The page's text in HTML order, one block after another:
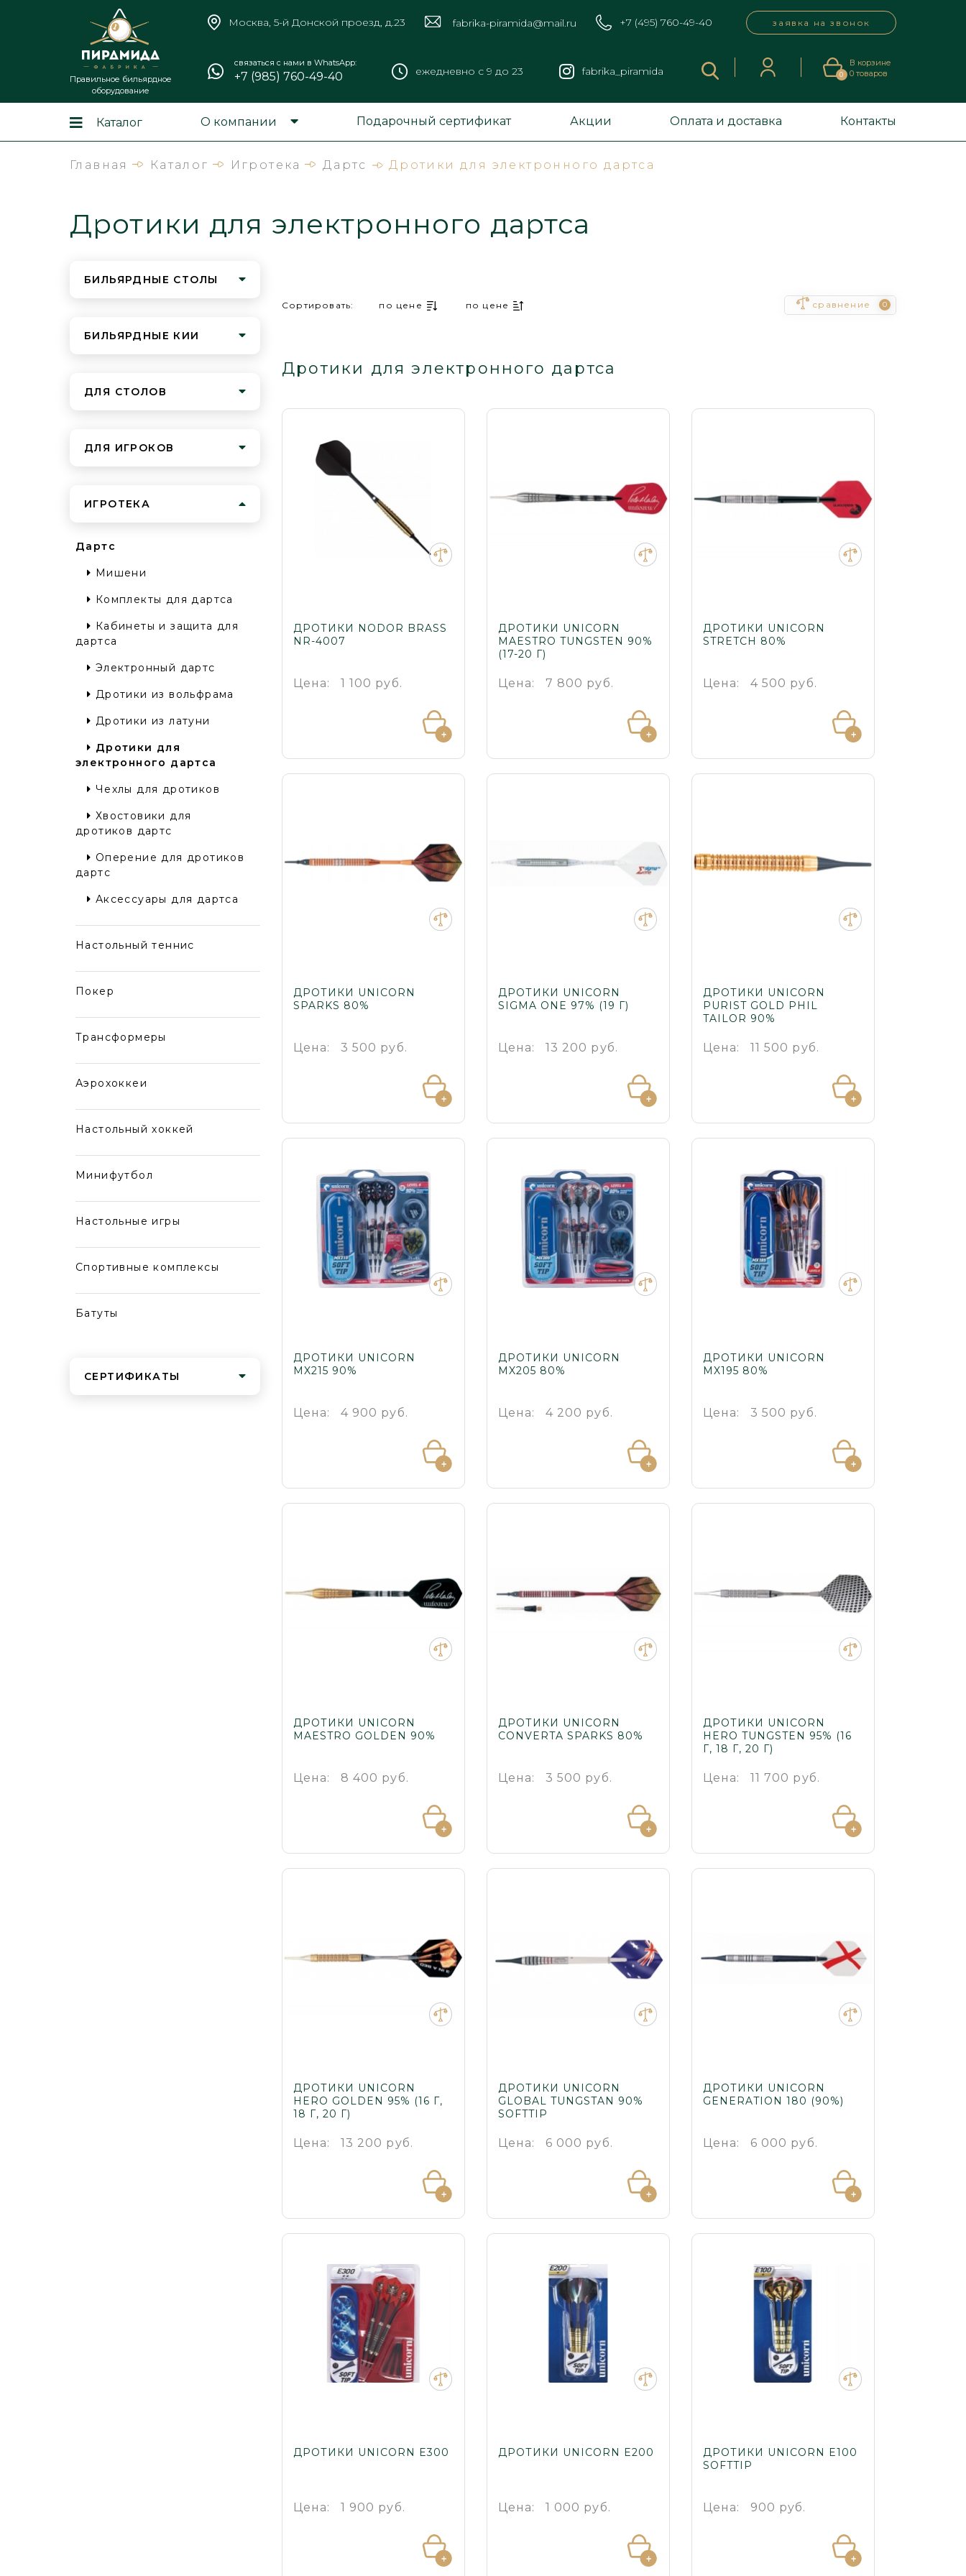
Правильное бильярдное
оборудование
Москва, 5-й Донской проезд, д.23 fabrika-piramida@mail.ru +7 (495) 760-49-40 заявка на звонок
связаться с нами в WhatsApp:
+7 (985) 760-49-40 ежедневно с 9 до 23 fabrika_piramida 0
В корзине
0товаров
Каталог О компании Подарочный сертификат Акции Оплата и доставка Контакты
Главная Каталог Игротека Дартс Дротики для электронного дартса
Дротики для электронного дартса
БИЛЬЯРДНЫЕ СТОЛЫ
БИЛЬЯРДНЫЕ КИИ
ДЛЯ СТОЛОВ
ДЛЯ ИГРОКОВ
ИГРОТЕКА
Дартс
Мишени
Комплекты для дартса
Кабинеты и защита для
дартса
Электронный дартс
Дротики из вольфрама
Дротики из латуни
Дротики для
электронного дартса
Чехлы для дротиков
Хвостовики для
дротиков дартс
Оперение для дротиков
дартс
Аксессуары для дартса
Настольный теннис
Покер
Трансформеры
Аэрохоккеи
Настольный хоккей
Минифутбол
Настольные игры
Спортивные комплексы
Батуты
СЕРТИФИКАТЫ
Сортировать: по цене по цене сравнение 0
Дротики для электронного дартса
ДРОТИКИ NODOR BRASS
NR-4007
Цена: 1 100 руб.
ДРОТИКИ UNICORN
MAESTRO TUNGSTEN 90%
(17-20 Г)
Цена: 7 800 руб.
ДРОТИКИ UNICORN
STRETCH 80%
Цена: 4 500 руб.
ДРОТИКИ UNICORN
SPARKS 80%
Цена: 3 500 руб.
ДРОТИКИ UNICORN
SIGMA ONE 97% (19 Г)
Цена: 13 200 руб.
ДРОТИКИ UNICORN
PURIST GOLD PHIL
TAILOR 90%
Цена: 11 500 руб.
ДРОТИКИ UNICORN
MX215 90%
Цена: 4 900 руб.
ДРОТИКИ UNICORN
MX205 80%
Цена: 4 200 руб.
ДРОТИКИ UNICORN
MX195 80%
Цена: 3 500 руб.
ДРОТИКИ UNICORN
MAESTRO GOLDEN 90%
Цена: 8 400 руб.
ДРОТИКИ UNICORN
CONVERTA SPARKS 80%
Цена: 3 500 руб.
ДРОТИКИ UNICORN
HERO TUNGSTEN 95% (16
Г, 18 Г, 20 Г)
Цена: 11 700 руб.
ДРОТИКИ UNICORN
HERO GOLDEN 95% (16 Г,
18 Г, 20 Г)
Цена: 13 200 руб.
ДРОТИКИ UNICORN
GLOBAL TUNGSTAN 90%
SOFTTIP
Цена: 6 000 руб.
ДРОТИКИ UNICORN
GENERATION 180 (90%)
Цена: 6 000 руб.
ДРОТИКИ UNICORN E300
Цена: 1 900 руб.
ДРОТИКИ UNICORN E200
Цена: 1 000 руб.
ДРОТИКИ UNICORN E100
SOFTTIP
Цена: 900 руб.